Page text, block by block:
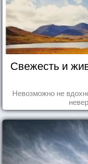
Свежесть и
Невозможно не